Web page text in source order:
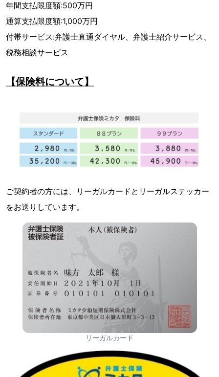
年間支払限度額:500万円
通算支払限度額:1,000万円
付帯サービス:弁護士直通ダイヤル、弁護士紹介サービス、
税務相談サービス
【保険料について】
ご契約者の方には、リーガルカードとリーガルステッカー
をお送りしています。
リーガルカード